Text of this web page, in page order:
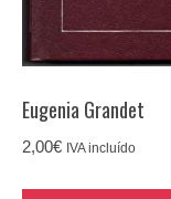
Eugenia Grandet
2,00€ IVA incluído